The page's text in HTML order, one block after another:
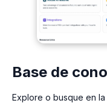
Base de
Explore o busque en la